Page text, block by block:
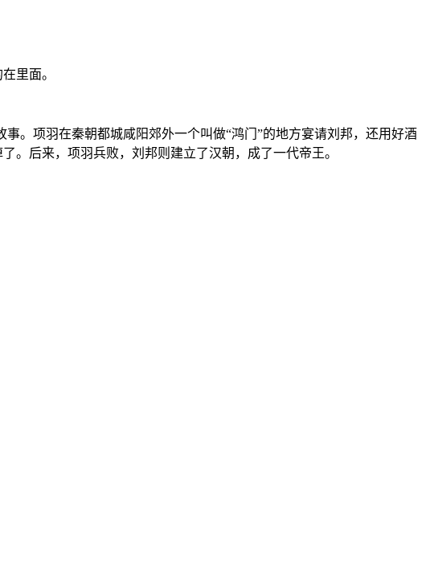
里面。
项羽在秦朝都城咸阳郊外一个叫做“鸿门”的地方宴请刘邦，还用好酒
。后来，项羽兵败，刘邦则建立了汉朝，成了一代帝王。